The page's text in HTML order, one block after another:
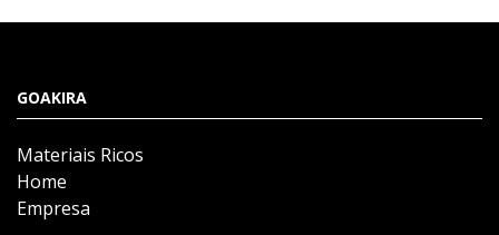
GOAKIRA
Materiais Ricos
Home
Empresa